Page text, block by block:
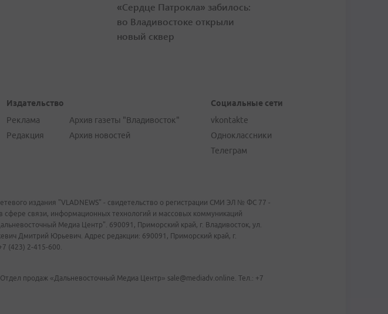
«Сердце Патрокла» забилось:
во Владивостоке открыли
новый сквер
Издательство
Реклама
Редакция
Архив газеты "Владивосток"
Архив новостей
Социальные сети
vkontakte
Одноклассники
Телеграм
издания "VLADNEWS" - свидетельство о регистрации СМИ ЭЛ № ФС 77 -
сфере связи, информационных технологий и массовых коммуникаций
Медиа Центр". 690091, Приморский край, г. Владивосток, ул.
Дмитрий Юрьевич. Адрес редакции: 690091, Приморский край, г.
(423) 2-415-600.
продаж «Дальневосточный Медиа Центр» sale@mediadv.online. Тел.: +7